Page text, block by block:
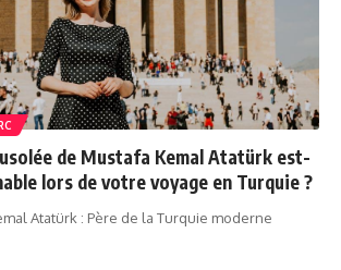
de Mustafa Kemal Atatürk est-
lors de votre voyage en Turquie ?
Atatürk : Père de la Turquie moderne